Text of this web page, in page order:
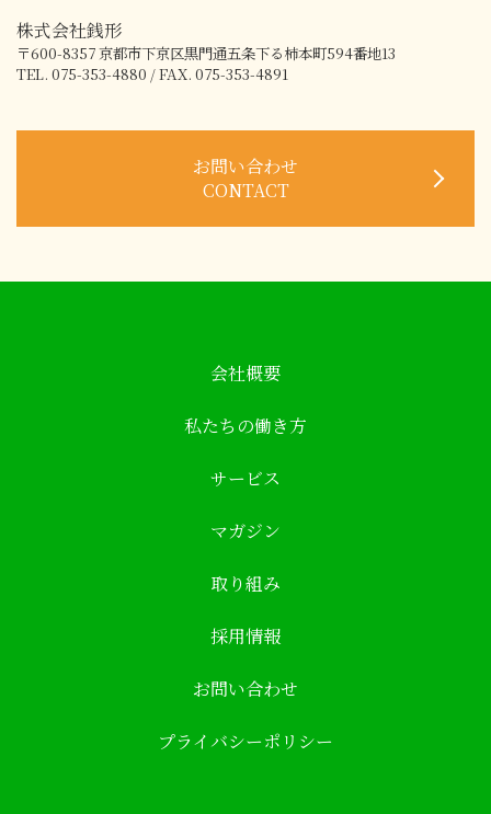
株式会社銭形
〒600-8357京都市下京区黒門通五条下る柿本町594番地13
TEL. 075-353-4880 / FAX. 075-353-4891
お問い合わせ
CONTACT
会社概要
私たちの働き方
サービス
マガジン
取り組み
採用情報
お問い合わせ
プライバシーポリシー